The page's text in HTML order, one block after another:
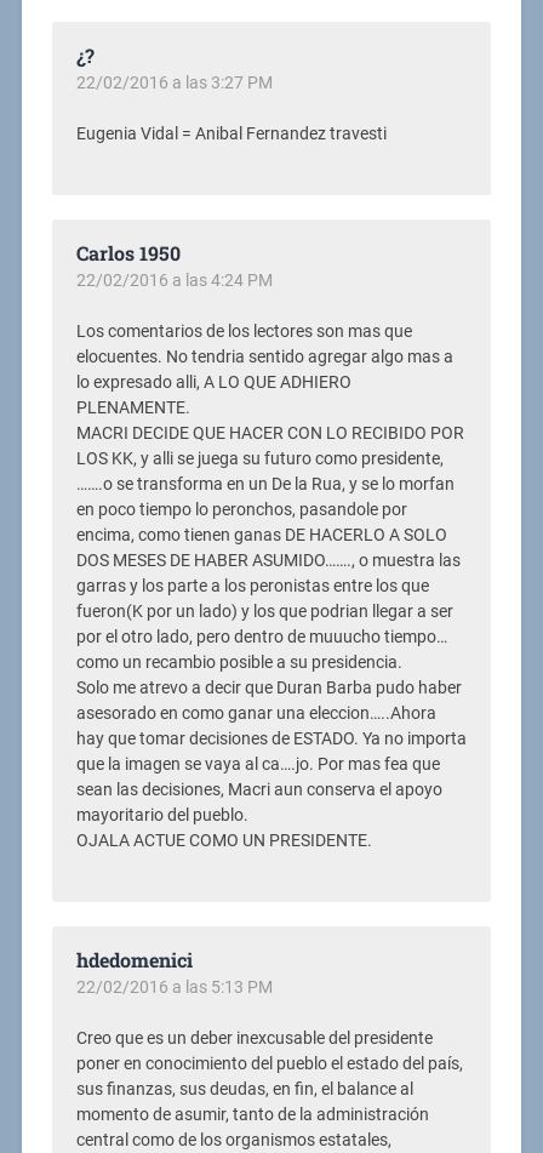
¿?
22/02/2016 a las 3:27 PM
Eugenia Vidal = Anibal Fernandez travesti
Carlos 1950
22/02/2016 a las 4:24 PM
Los comentarios de los lectores son mas que
elocuentes. No tendria sentido agregar algo mas a
lo expresado alli, A LO QUE ADHIERO
PLENAMENTE.
MACRI DECIDE QUE HACER CON LO RECIBIDO POR
LOS KK, y alli se juega su futuro como presidente,
…….o se transforma en un De la Rua, y se lo morfan
en poco tiempo lo peronchos, pasandole por
encima, como tienen ganas DE HACERLO A SOLO
DOS MESES DE HABER ASUMIDO……., o muestra las
garras y los parte a los peronistas entre los que
fueron(K por un lado) y los que podrian llegar a ser
por el otro lado, pero dentro de muuucho tiempo…
como un recambio posible a su presidencia.
Solo me atrevo a decir que Duran Barba pudo haber
asesorado en como ganar una eleccion…..Ahora
hay que tomar decisiones de ESTADO. Ya no importa
que la imagen se vaya al ca….jo. Por mas fea que
sean las decisiones, Macri aun conserva el apoyo
mayoritario del pueblo.
OJALA ACTUE COMO UN PRESIDENTE.
hdedomenici
22/02/2016 a las 5:13 PM
Creo que es un deber inexcusable del presidente
poner en conocimiento del pueblo el estado del país,
sus finanzas, sus deudas, en fin, el balance al
momento de asumir, tanto de la administración
central como de los organismos estatales,